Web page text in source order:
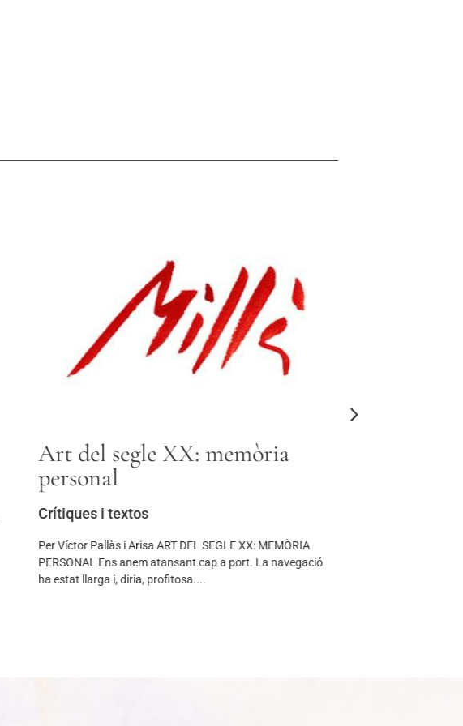
Art del segle XX: memòria
personal
Crítiques i textos
Per Víctor Pallàs i Arisa ART DEL SEGLE XX: MEMÒRIA
PERSONAL Ens anem atansant cap a port. La navegació
ha estat llarga i, diria, profitosa....